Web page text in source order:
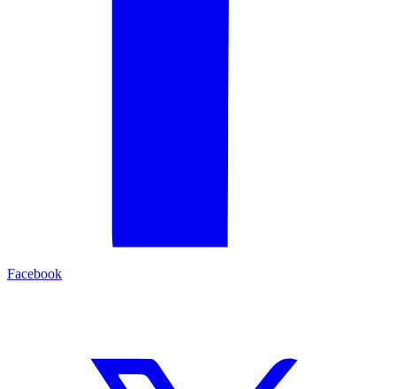
Facebook